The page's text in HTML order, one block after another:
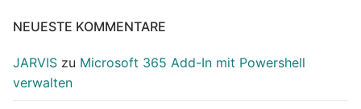
NEUESTE KOMMENTARE
JARVIS zu Microsoft 365 Add-In mit Powershell
verwalten